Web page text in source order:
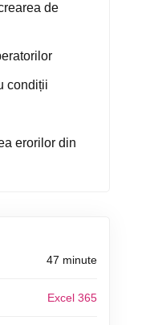
de
condiții
erorilor din
47 minute
Excel 365